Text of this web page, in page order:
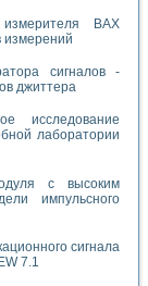
измерителя ВАХ
измерений
сигналов -
джиттера
исследование
лаборатории
с высоким
импульсного
сигнала
7.1